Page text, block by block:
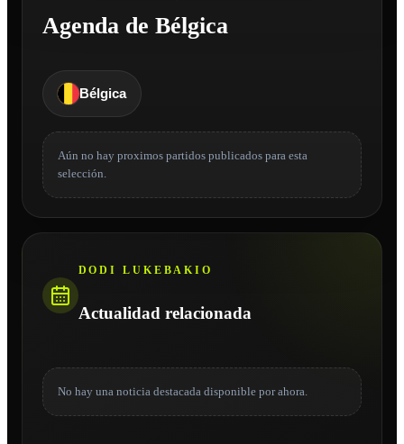
Agenda de Bélgica
Bélgica
Aún no hay proximos partidos publicados para esta
selección.
DODI LUKEBAKIO
Actualidad relacionada
No hay una noticia destacada disponible por ahora.